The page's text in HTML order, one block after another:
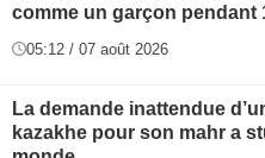
comme un garçon pendant
05:12 / 07 août 2026
La demande inattendue
kazakhe pour son mahr a